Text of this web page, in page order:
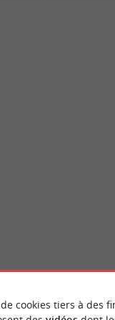
cookies tiers à des